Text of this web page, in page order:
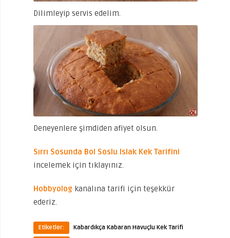
Dilimleyip servis edelim.
Deneyenlere şimdiden afiyet olsun.
Sırrı Sosunda Bol Soslu Islak Kek Tarifini
incelemek için tıklayınız.
Hobbyolog kanalına tarifi için teşekkür
ederiz.
Etiketler:
Kabardıkça Kabaran Havuçlu Kek Tarifi